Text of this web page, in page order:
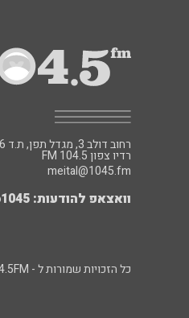
רחוב דולב 3, מגדל תפן, ת.ד 56
FM רדיו צפון 104.5
meital@1045.fm
וואצאפ להודעות: 0547961045
כל הזכויות שמורות ל - 104.5FM